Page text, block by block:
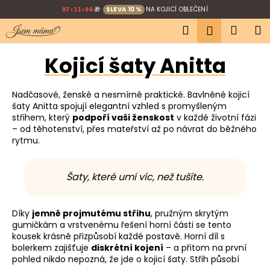
na
obsah
07:30:58 🎁 SLEVA 10 % NA KOJICÍ OBLEČENÍ
Hledat
Kojicí šaty Anitta
Nadčasové, ženské a nesmírně praktické. Bavlněné kojicí
šaty Anitta spojují elegantní vzhled s promyšleným
střihem, který podpoří vaši ženskost v každé životní fázi
– od těhotenství, přes mateřství až po návrat do běžného
rytmu.
Šaty, které umí víc, než tušíte.
Díky jemně projmutému střihu, pružným skrytým
gumičkám a vrstvenému řešení horní části se tento
kousek krásně přizpůsobí každé postavě. Horní díl s
bolerkem zajišťuje diskrétní kojení – a přitom na první
pohled nikdo nepozná, že jde o kojicí šaty. Střih působí
o
š Zpět
Zpět
p
o
t
ř
j
e
t
e